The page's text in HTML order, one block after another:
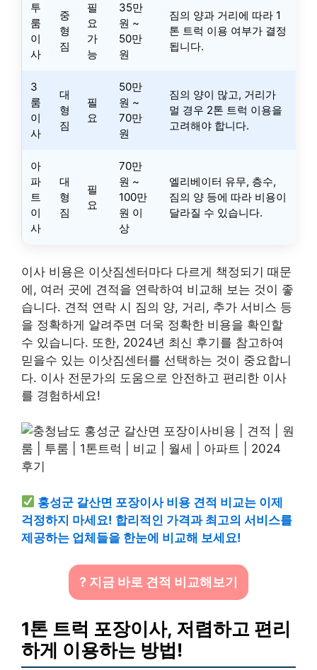
투
룸
이
사
중
형
짐
필
요
가
능
35만
원 ~
50만
원
짐의 양과 거리에 따라 1
톤 트럭 이용 여부가 결정
됩니다.
3
룸
이
사
대
형
짐
필
요
50만
원 ~
70만
원
짐의 양이 많고, 거리가
멀 경우 2톤 트럭 이용을
고려해야 합니다.
아
파
트
이
사
대
형
짐
필
요
70만
원 ~
100만
원 이
상
엘리베이터 유무, 층수,
짐의 양 등에 따라 비용이
달라질 수 있습니다.
이사 비용은 이삿짐센터마다 다르게 책정되기 때문
에, 여러 곳에 견적을 연락하여 비교해 보는 것이 좋
습니다. 견적 연락 시 짐의 양, 거리, 추가 서비스 등
을 정확하게 알려주면 더욱 정확한 비용을 확인할
수 있습니다. 또한, 2024년 최신 후기를 참고하여
믿을수 있는 이삿짐센터를 선택하는 것이 중요합니
다. 이사 전문가의 도움으로 안전하고 편리한 이사
를 경험하세요!
홍성군 갈산면 포장이사 비용 견적 비교는 이제
걱정하지 마세요! 합리적인 가격과 최고의 서비스를
제공하는 업체들을 한눈에 비교해 보세요!
? 지금 바로 견적 비교해보기
1톤 트럭 포장이사, 저렴하고 편리
하게 이용하는 방법!